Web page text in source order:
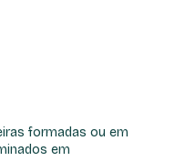
formadas ou em
em